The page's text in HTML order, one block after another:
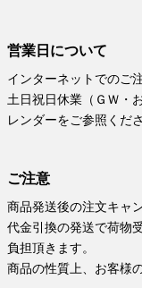
営業日について
インターネットでのご
土日祝日休業（ＧＷ・
レンダーをご参照くだ
ご注意
商品発送後の注文キャ
代金引換の発送で荷物
負担頂きます。
商品の性質上、お客様